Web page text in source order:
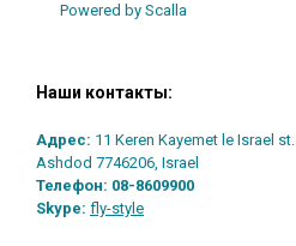
Powered by Scalla
Наши контакты:
Адрес: 11 Keren Kayemet le Israel st.
Ashdod 7746206, Israel
Телефон: 08-8609900
Skype: fly-style